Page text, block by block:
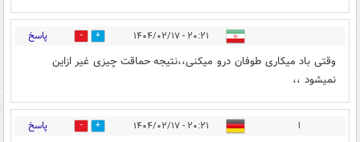
۲۰:۲۱ - ۱۴۰۴/۰۲/۱۷ 6 پاسخ
وقتی باد میکاری طوفان درو میکنی،،نتیجه حماقت چیزی غیر ازاین
نمیشود ،،
ا ۲۰:۲۱ - ۱۴۰۴/۰۲/۱۷ 2 پاسخ